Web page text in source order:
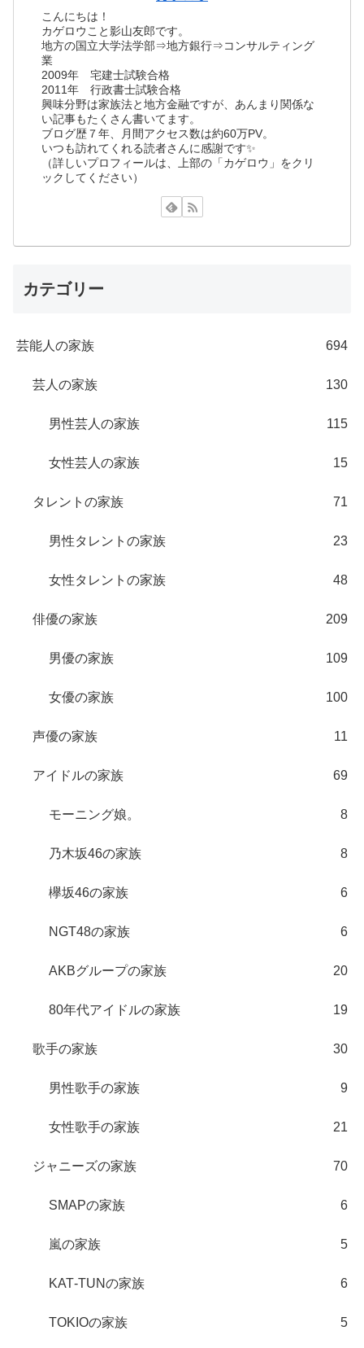
こんにちは！
カゲロウこと影山友郎です。
地方の国立大学法学部⇒地方銀行⇒コンサルティング
業
2009年 宅建士試験合格
2011年 行政書士試験合格
興味分野は家族法と地方金融ですが、あんまり関係な
い記事もたくさん書いてます。
ブログ歴７年、月間アクセス数は約60万PV。
いつも訪れてくれる読者さんに感謝です✨
（詳しいプロフィールは、上部の「カゲロウ」をクリ
ックしてください）
カテゴリー
芸能人の家族 694
芸人の家族 130
男性芸人の家族 115
女性芸人の家族 15
タレントの家族 71
男性タレントの家族 23
女性タレントの家族 48
俳優の家族 209
男優の家族 109
女優の家族 100
声優の家族 11
アイドルの家族 69
モーニング娘。 8
乃木坂46の家族 8
欅坂46の家族 6
NGT48の家族 6
AKBグループの家族 20
80年代アイドルの家族 19
歌手の家族 30
男性歌手の家族 9
女性歌手の家族 21
ジャニーズの家族 70
SMAPの家族 6
嵐の家族 5
KAT‐TUNの家族 6
TOKIOの家族 5